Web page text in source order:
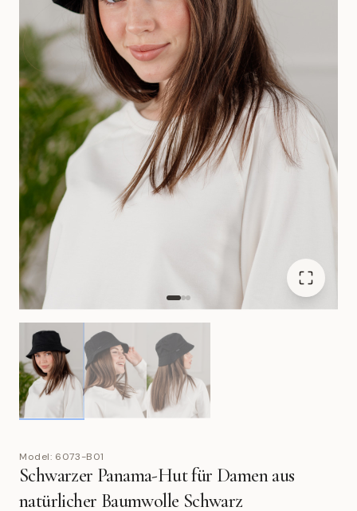
Model: 6073-B01
Schwarzer Panama-Hut für Damen aus
natürlicher Baumwolle Schwarz